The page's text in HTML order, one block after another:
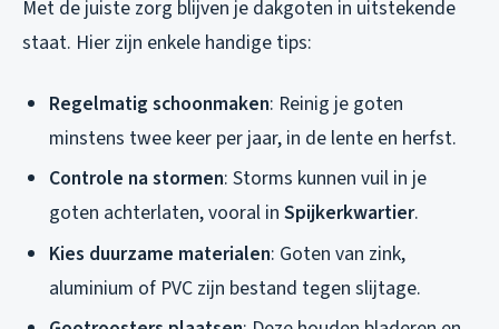
Met de juiste zorg blijven je dakgoten in uitstekende
staat. Hier zijn enkele handige tips:
Regelmatig schoonmaken: Reinig je goten
minstens twee keer per jaar, in de lente en herfst.
Controle na stormen: Storms kunnen vuil in je
goten achterlaten, vooral in Spijkerkwartier.
Kies duurzame materialen: Goten van zink,
aluminium of PVC zijn bestand tegen slijtage.